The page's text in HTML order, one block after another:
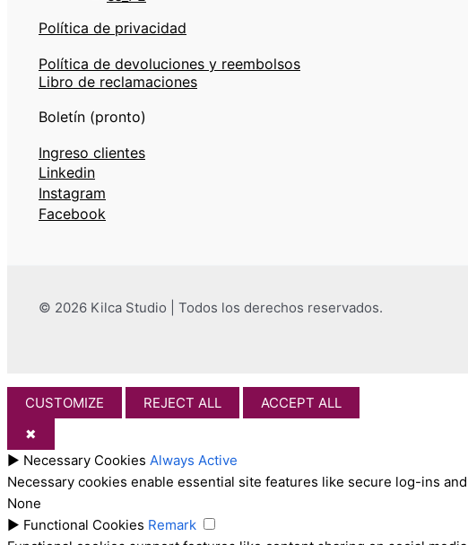
Política de privacidad
Política de devoluciones y reembolsos
Libro de reclamaciones
Boletín (pronto)
Ingreso clientes
Linkedin
Instagram
Facebook
© 2026 Kilca Studio | Todos los derechos reservados.
CUSTOMIZE REJECT ALL
ACCEPT ALL
✖
► Necessary Cookies Always Active
Necessary cookies enable essential site features like secure log-ins
None
► Functional Cookies Remark